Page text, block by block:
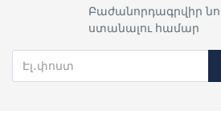
Բաժանորդագրվիր
ստանալու համար